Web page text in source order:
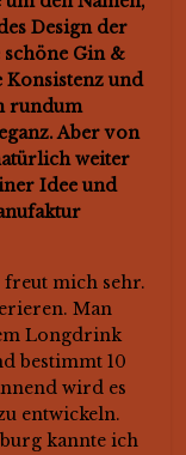
Design der
schöne Gin &
und
rundum
Aber von
weiter
Idee und
freut mich sehr.
Man
Longdrink
bestimmt 10
wird es
entwickeln.
kannte ich